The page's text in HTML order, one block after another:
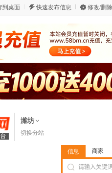
到桌面 快速发布信息 修改/删
潍坊
切换分站
信息 商家